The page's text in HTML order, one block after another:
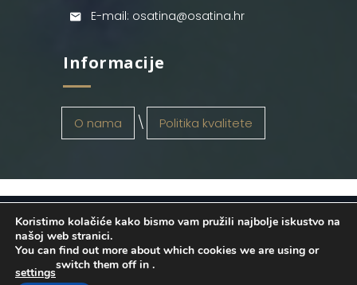
E-mail: osatina@osatina.hr
Informacije
O nama Politika kvalitete
OSATINA GRUPA d.o.o. 2026
. Configured
byINFOS Osijek. Sva prava pridržana.
Koristimo kolačiće kako bismo vam pružili najbolje iskustvo na
našoj web stranici.
You can find out more about which cookies we are using or
switch them off in
settings
.